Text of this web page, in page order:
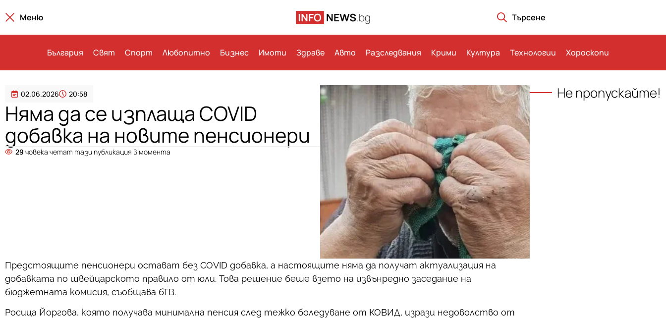
Меню Търсене
България Свят Спорт Любопитно Бизнес Имоти Здраве Авто Разследвания Крими Култура Технологии Хороскопи
02.06.2026 20:58
Няма да се изплаща COVID
добавка на новите пенсионери
29 човека четат тази публикация в момента
Предстоящите пенсионери остават без COVID добавка, а настоящите няма да получат актуализация на
добавката по швейцарското правило от юли. Това решение беше взето на извънредно заседание на
бюджетната комисия, съобщава бТВ.
Росица Йоргова, която получава минимална пенсия след тежко боледуване от КОВИД, изрази недоволство от
Не пропускайте!